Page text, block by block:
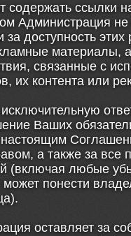
содержать ссылки
Администрация не
за доступность этих
материалы,
связанные с
их контента или
Ваших
а также за все
(включая любые
понести
оставляет за